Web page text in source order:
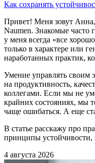
Как сохранять
Привет! Меня зовут
Naumen. Знакомые часто
у меня всегда «все
только в характере или
наработанных практик,
Умение управлять своим
на продуктивность,
коллегами. Если мы не
крайних состояниях, мы
чаще ошибаться. А еще
В статье расскажу про
принципы устойчивости,
4 августа 2026